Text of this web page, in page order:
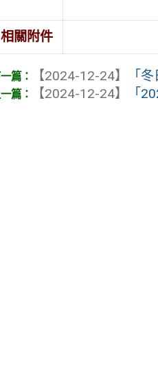
相關附件
【2024-12-24】
「
【2024-12-24】
「